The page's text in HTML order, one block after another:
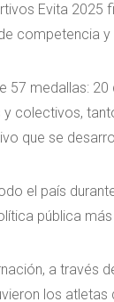
Evita 2025
competencia
57 medallas:
y colectivos,
que se
el país
pública
a través
los